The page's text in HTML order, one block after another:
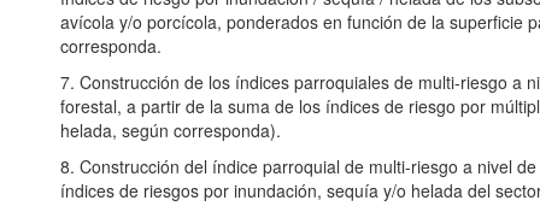
avícola y/o porcícola, ponderados en función de la superficie
corresponda.
7. Construcción de los índices parroquiales de multi-riesgo a
forestal, a partir de la suma de los índices de riesgo por
helada, según corresponda).
8. Construcción del índice parroquial de multi-riesgo a nivel
índices de riesgos por inundación, sequía y/o helada del